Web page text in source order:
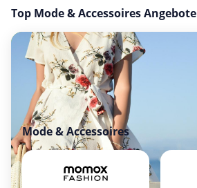
Top Mode & Accessoires Angebote
Mode & Accessoires